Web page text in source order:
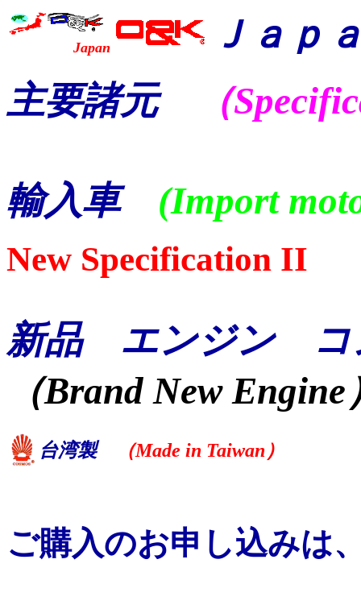
Japan Ｊａｐ
主要諸元（
輸入車 (Import
New Specification II
新品 エンジン コ
（Brand New Engine
台湾製 （Made in Taiwan）
ご購入のお申し込みは